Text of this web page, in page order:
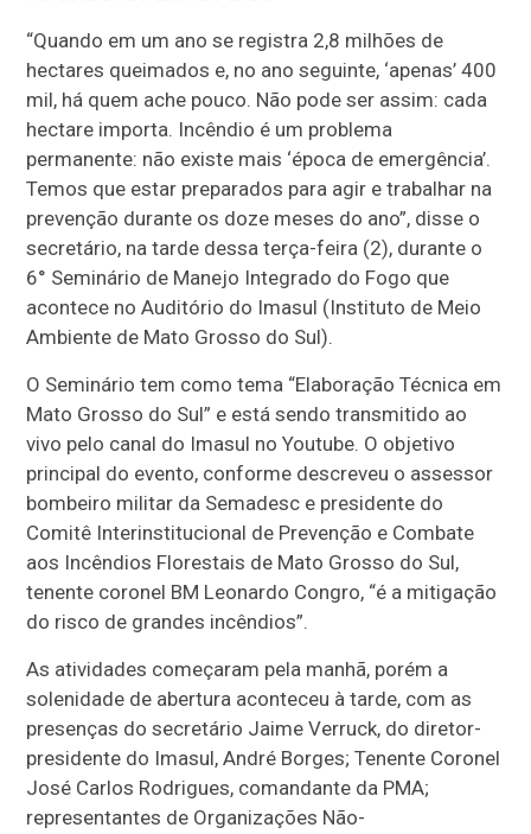
“Quando em um ano se registra 2,8 milhões de
hectares queimados e, no ano seguinte, ‘apenas’ 400
mil, há quem ache pouco. Não pode ser assim: cada
hectare importa. Incêndio é um problema
permanente: não existe mais ‘época de emergência’.
Temos que estar preparados para agir e trabalhar na
prevenção durante os doze meses do ano”, disse o
secretário, na tarde dessa terça-feira (2), durante o
6° Seminário de Manejo Integrado do Fogo que
acontece no Auditório do Imasul (Instituto de Meio
Ambiente de Mato Grosso do Sul).
O Seminário tem como tema “Elaboração Técnica em
Mato Grosso do Sul” e está sendo transmitido ao
vivo pelo canal do Imasul no Youtube. O objetivo
principal do evento, conforme descreveu o assessor
bombeiro militar da Semadesc e presidente do
Comitê Interinstitucional de Prevenção e Combate
aos Incêndios Florestais de Mato Grosso do Sul,
tenente coronel BM Leonardo Congro, “é a mitigação
do risco de grandes incêndios”.
As atividades começaram pela manhã, porém a
solenidade de abertura aconteceu à tarde, com as
presenças do secretário Jaime Verruck, do diretor-
presidente do Imasul, André Borges; Tenente Coronel
José Carlos Rodrigues, comandante da PMA;
representantes de Organizações Não-